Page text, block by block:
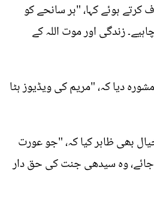
ہوئے کہا، "ہر سانحے کو
زندگی اور موت اللہ کے
دیا کہ، "مریم کی ویڈیوز ہٹا
بھی ظاہر کیا کہ، "جو عورت
جائے، وہ سیدھی جنت کی حق دار